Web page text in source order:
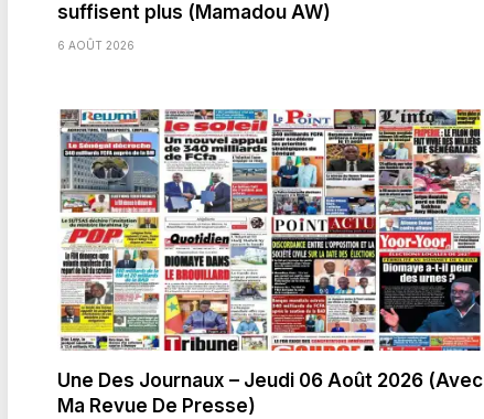
suffisent plus (Mamadou AW)
6 AOÛT 2026
Une Des Journaux – Jeudi 06 Août 2026 (Avec
Ma Revue De Presse)